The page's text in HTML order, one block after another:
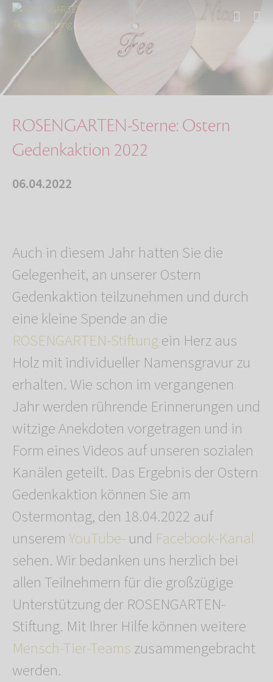
Über uns
ROSENGARTEN-Sterne: Ostern Gedenkaktion 2022
ROSENGARTEN-Sterne: Ostern
Gedenkaktion 2022
06.04.2022
Auch in diesem Jahr hatten Sie die
Gelegenheit, an unserer Ostern
Gedenkaktion teilzunehmen und durch
eine kleine Spende an die
ROSENGARTEN-Stiftungein Herz aus
Holz mit individueller Namensgravur zu
erhalten. Wie schon im vergangenen
Jahr werden rührende Erinnerungen und
witzige Anekdoten vorgetragen und in
Form eines Videos auf unseren sozialen
Kanälen geteilt. Das Ergebnis der Ostern
Gedenkaktion können Sie am
Ostermontag, den 18.04.2022 auf
unseremYouTube-und Facebook-Kanal
sehen. Wir bedanken uns herzlich bei
allen Teilnehmern für die großzügige
Unterstützung der ROSENGARTEN-
Stiftung. Mit Ihrer Hilfe können weitere
Mensch-Tier-Teamszusammengebracht
werden.